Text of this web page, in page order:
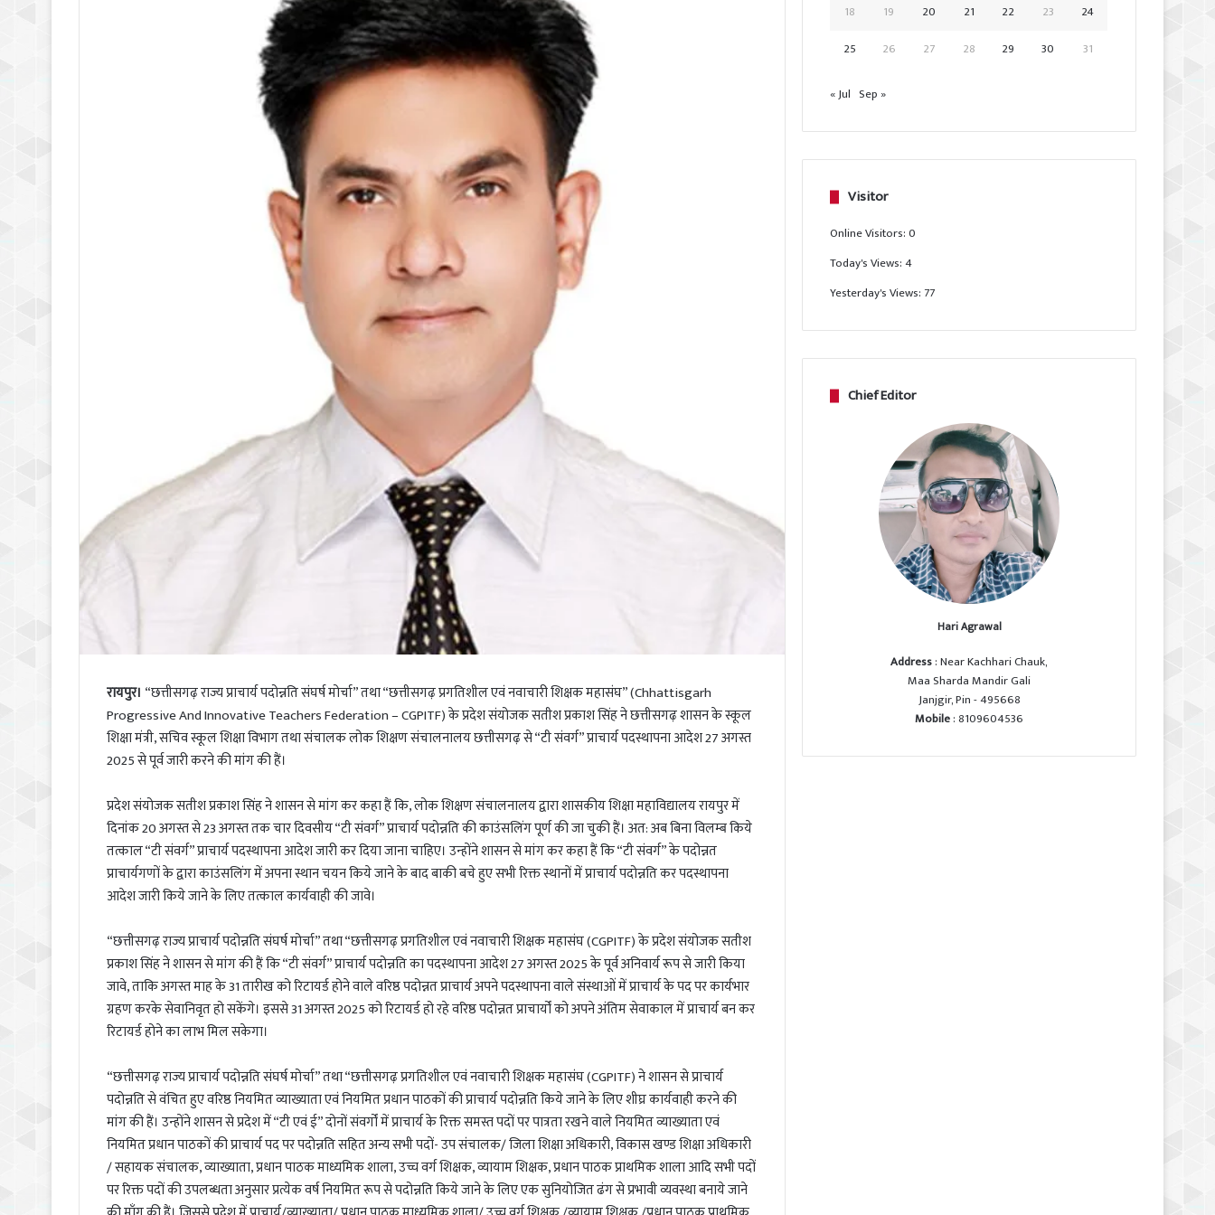
रायपुर। “छत्तीसगढ़ राज्य प्राचार्य पदोन्नति संघर्ष मोर्चा” तथा “छत्तीसगढ़ प्रगतिशील एवं नवाचारी शिक्षक महासंघ” (Chhattisgarh
Progressive And Innovative Teachers Federation – CGPITF) के प्रदेश संयोजक सतीश प्रकाश सिंह ने छत्तीसगढ़ शासन के स्कूल
शिक्षा मंत्री, सचिव स्कूल शिक्षा विभाग तथा संचालक लोक शिक्षण संचालनालय छत्तीसगढ़ से “टी संवर्ग” प्राचार्य पदस्थापना आदेश 27 अगस्त
2025 से पूर्व जारी करने की मांग की हैं।
प्रदेश संयोजक सतीश प्रकाश सिंह ने शासन से मांग कर कहा हैं कि, लोक शिक्षण संचालनालय द्वारा शासकीय शिक्षा महाविद्यालय रायपुर में
दिनांक 20 अगस्त से 23 अगस्त तक चार दिवसीय “टी संवर्ग” प्राचार्य पदोन्नति की काउंसलिंग पूर्ण की जा चुकी हैं। अत: अब बिना विलम्ब किये
तत्काल “टी संवर्ग” प्राचार्य पदस्थापना आदेश जारी कर दिया जाना चाहिए। उन्होंने शासन से मांग कर कहा हैं कि “टी संवर्ग” के पदोन्नत
प्राचार्यगणों के द्वारा काउंसलिंग में अपना स्थान चयन किये जाने के बाद बाकी बचे हुए सभी रिक्त स्थानों में प्राचार्य पदोन्नति कर पदस्थापना
आदेश जारी किये जाने के लिए तत्काल कार्यवाही की जावे।
“छत्तीसगढ़ राज्य प्राचार्य पदोन्नति संघर्ष मोर्चा” तथा “छत्तीसगढ़ प्रगतिशील एवं नवाचारी शिक्षक महासंघ (CGPITF) के प्रदेश संयोजक सतीश
प्रकाश सिंह ने शासन से मांग की हैं कि “टी संवर्ग” प्राचार्य पदोन्नति का पदस्थापना आदेश 27 अगस्त 2025 के पूर्व अनिवार्य रूप से जारी किया
जावे, ताकि अगस्त माह के 31 तारीख को रिटायर्ड होने वाले वरिष्ठ पदोन्नत प्राचार्य अपने पदस्थापना वाले संस्थाओं में प्राचार्य के पद पर कार्यभार
ग्रहण करके सेवानिवृत हो सकेंगे। इससे 31 अगस्त 2025 को रिटायर्ड हो रहे वरिष्ठ पदोन्नत प्राचार्यों को अपने अंतिम सेवाकाल में प्राचार्य बन कर
रिटायर्ड होने का लाभ मिल सकेगा।
“छत्तीसगढ़ राज्य प्राचार्य पदोन्नति संघर्ष मोर्चा” तथा “छत्तीसगढ़ प्रगतिशील एवं नवाचारी शिक्षक महासंघ (CGPITF) ने शासन से प्राचार्य
पदोन्नति से वंचित हुए वरिष्ठ नियमित व्याख्याता एवं नियमित प्रधान पाठकों की प्राचार्य पदोन्नति किये जाने के लिए शीघ्र कार्यवाही करने की
मांग की हैं। उन्होंने शासन से प्रदेश में “टी एवं ई” दोनों संवर्गों में प्राचार्य के रिक्त समस्त पदों पर पात्रता रखने वाले नियमित व्याख्याता एवं
नियमित प्रधान पाठकों की प्राचार्य पद पर पदोन्नति सहित अन्य सभी पदों- उप संचालक/ जिला शिक्षा अधिकारी, विकास खण्ड शिक्षा अधिकारी
/ सहायक संचालक, व्याख्याता, प्रधान पाठक माध्यमिक शाला, उच्च वर्ग शिक्षक, व्यायाम शिक्षक, प्रधान पाठक प्राथमिक शाला आदि सभी पदों
पर रिक्त पदों की उपलब्धता अनुसार प्रत्येक वर्ष नियमित रूप से पदोन्नति किये जाने के लिए एक सुनियोजित ढंग से प्रभावी व्यवस्था बनाये जाने
18 19 20 21 22 23
24
25
26 27 28 29 30 31
« Jul Sep »
Visitor
Online Visitors:0
Today's Views:4
Yesterday's Views: 77
Chief Editor
Hari Agrawal
Address: Near Kachhari Chauk,
Maa Sharda Mandir Gali
Janjgir, Pin - 495668
Mobile: 8109604536